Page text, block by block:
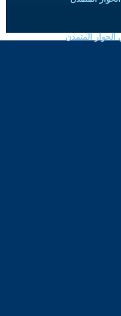
المتمدن